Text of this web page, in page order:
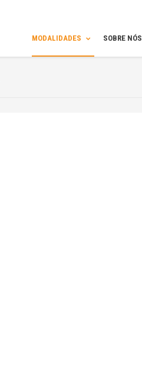
MODALIDADES SOBRE NÓS